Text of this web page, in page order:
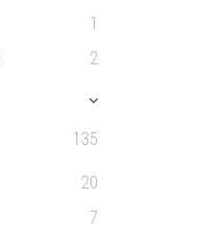
1
2
135
20
7